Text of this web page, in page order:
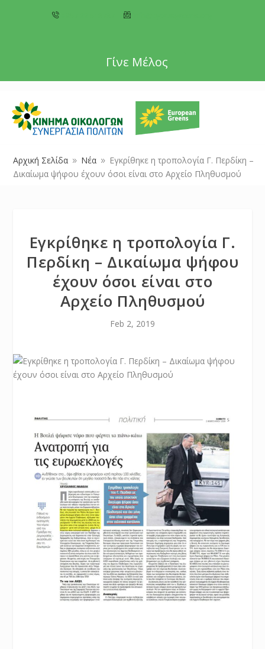
Γίνε Μέλος
Αρχική Σελίδα 9 Νέα 9
Εγκρίθηκε η τροπολογία Γ. Περδίκη –
Δικαίωμα ψήφου έχουν όσοι είναι στο Αρχείο Πληθυσμού
Εγκρίθηκε η τροπολογία Γ.
Περδίκη – Δικαίωμα ψήφου
έχουν όσοι είναι στο
Αρχείο Πληθυσμού
Feb 2, 2019